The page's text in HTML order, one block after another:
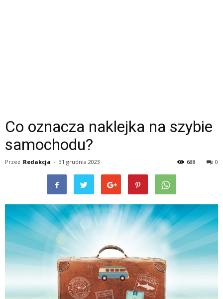
Co oznacza naklejka na szybie
samochodu?
Przez Redakcja - 31 grudnia 2023 0
688